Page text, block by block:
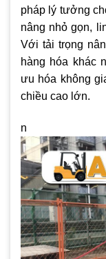
pháp lý tưởng
nâng nhỏ gọn,
Với tải trọng
hàng hóa khác
ưu hóa không
chiều cao lớn.
n